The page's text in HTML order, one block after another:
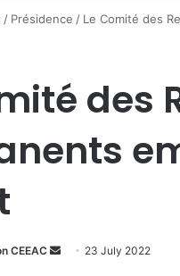
/ Présidence / Le Comité des
des
CEEAC
Send 23 July 2022